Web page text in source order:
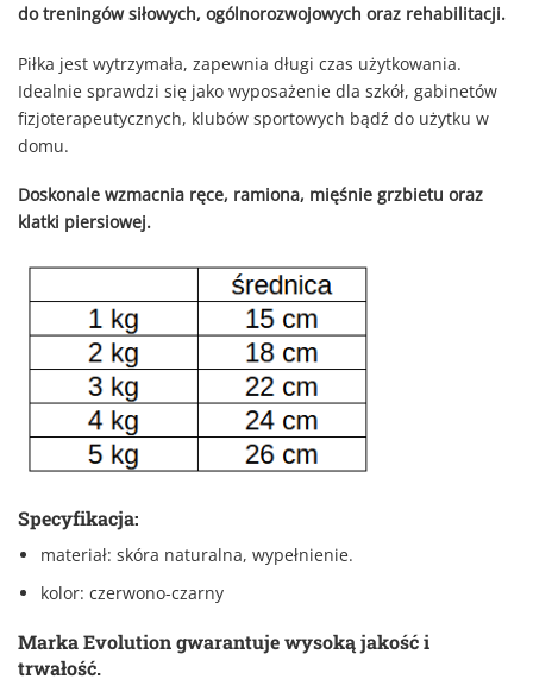
do treningów siłowych, ogólnorozwojowych oraz rehabilitacji.
Piłka jest wytrzymała, zapewnia długi czas użytkowania.
Idealnie sprawdzi się jako wyposażenie dla szkół, gabinetów
fizjoterapeutycznych, klubów sportowych bądź do użytku w
domu.
Doskonale wzmacnia ręce, ramiona, mięśnie grzbietu oraz
klatki piersiowej.
Specyfikacja:
materiał: skóra naturalna, wypełnienie.
kolor: czerwono-czarny
Marka Evolution gwarantuje wysoką jakość i
trwałość.